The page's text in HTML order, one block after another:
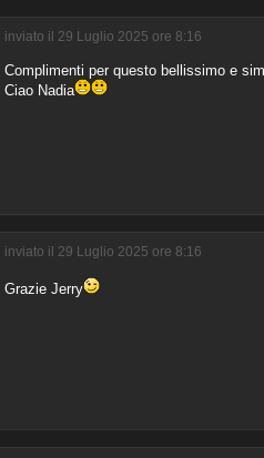
inviato il 29 Luglio 2025 ore 8:16
Complimenti per questo bellissimo e
Ciao Nadia
inviato il 29 Luglio 2025 ore 8:16
Grazie Jerry